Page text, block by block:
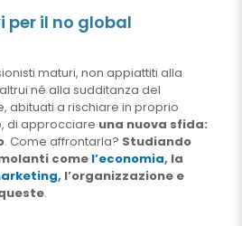
per il no global
maturi, non appiattiti alla
né alla sudditanza del
abituati a rischiare in proprio
di approcciare una nuova sfida:
. Come affrontarla? Studiando
come l’economia, la
, l’organizzazione e
.